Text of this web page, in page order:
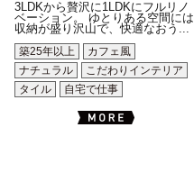
3LDKから贅沢に1LDKにフルリノ
ベーション。 ゆとりある空間には
収納が盛り沢山で、快適なおう...
築25年以上
カフェ風
ナチュラル
こだわりインテリア
タイル
自宅で仕事